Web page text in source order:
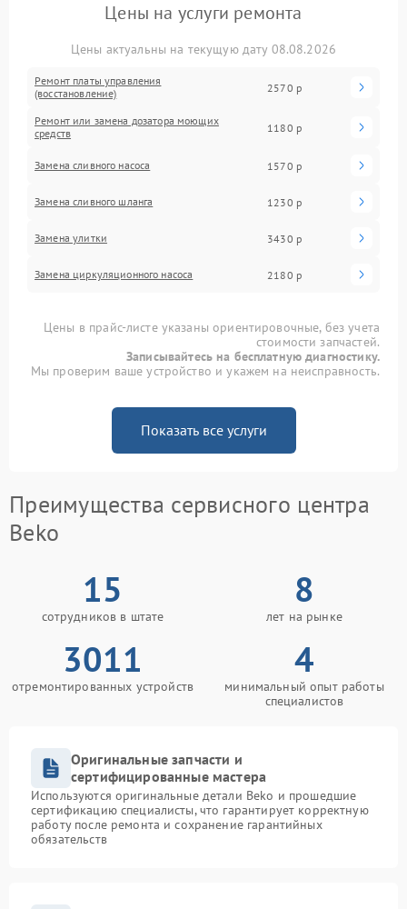
Цены на услуги ремонта
Цены актуальны на текущую дату 08.08.2026
Ремонт платы управления
(восстановление)
2570 р
Ремонт или замена дозатора моющих
средств
1180 р
Замена сливного насоса 1570 р
Замена сливного шланга 1230 р
Замена улитки 3430 р
Замена циркуляционного насоса 2180 р
Цены в прайс-листе указаны ориентировочные, без учета
стоимости запчастей.
Записывайтесь на бесплатную диагностику.
Мы проверим ваше устройство и укажем на неисправность.
Показать все услуги
Преимущества сервисного центра
Beko
15
сотрудников в штате
8
лет на рынке
3011
отремонтированных устройств
4
минимальный опыт работы
специалистов
Оригинальные запчасти и
сертифицированные мастера
Используются оригинальные детали Beko и прошедшие
сертификацию специалисты, что гарантирует корректную
работу после ремонта и сохранение гарантийных
обязательств